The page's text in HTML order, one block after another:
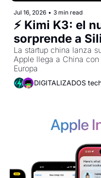
Jul 16, 2026 • 3 min read
⚡ Kimi K3: el
sorprende a
La startup china lanza
Apple llega a China
Europa
DIGITALIZADOS